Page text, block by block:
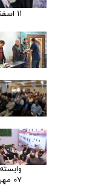
۱۱ اسفند ۰۴
وابسته
۰۷ مهر ۰۴